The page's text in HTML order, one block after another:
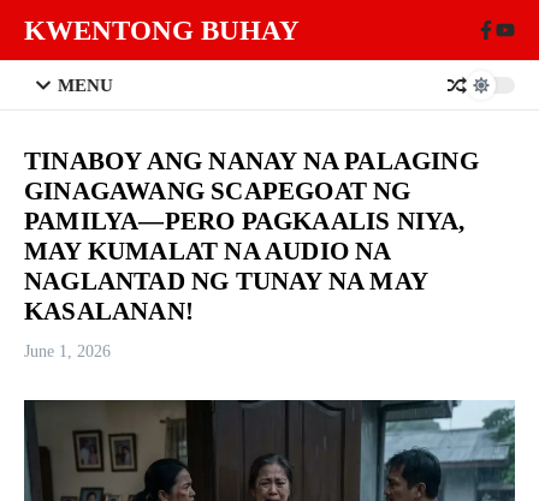
KWENTONG BUHAY
MENU
TINABOY ANG NANAY NA PALAGING
GINAGAWANG SCAPEGOAT NG
PAMILYA—PERO PAGKAALIS NIYA,
MAY KUMALAT NA AUDIO NA
NAGLANTAD NG TUNAY NA MAY
KASALANAN!
June 1, 2026